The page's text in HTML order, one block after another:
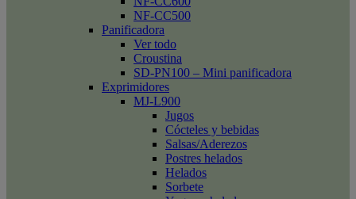
NF-CC500
Panificadora
Ver todo
Croustina
SD-PN100 – Mini panificadora
Exprimidores
MJ-L900
Jugos
Cócteles y bebidas
Salsas/Aderezos
Postres helados
Helados
Sorbete